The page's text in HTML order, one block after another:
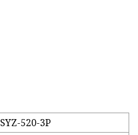
SYZ-520-3P